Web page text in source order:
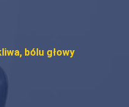
bólu głowy